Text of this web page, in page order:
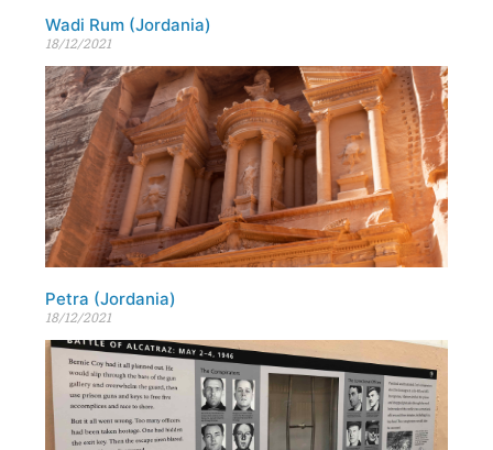
Wadi Rum (Jordania)
18/12/2021
Petra (Jordania)
18/12/2021